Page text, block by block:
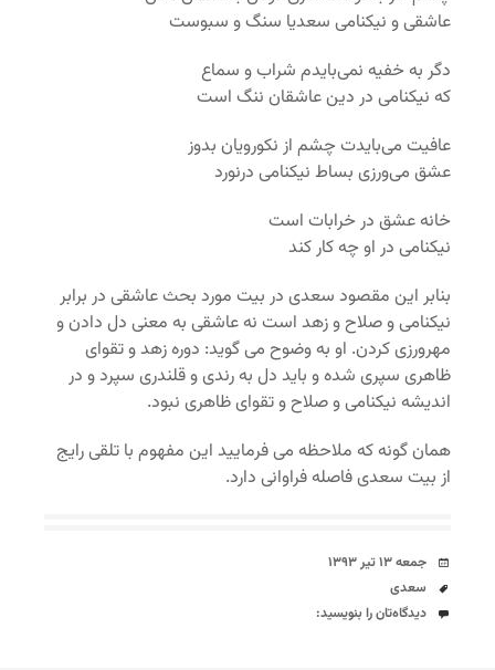
عاشقی و نیکنامی سعدیا سنگ و سبوست
دگر به خفیه نمی‌بایدم شراب و سماع
که نیکنامی در دین عاشقان ننگ است
عافیت می‌بایدت چشم از نکورویان بدوز
عشق می‌ورزی بساط نیکنامی درنورد
خانه عشق در خرابات است
نیکنامی در او چه کار کند
بنابر این مقصود سعدی در بیت مورد بحث عاشقی در برابر
نیکنامی و صلاح و زهد است نه عاشقی به معنی دل دادن و
مهرورزی کردن. او به وضوح می گوید: دوره زهد و تقوای
ظاهری سپری شده و باید دل به رندی و قلندری سپرد و در
اندیشه نیکنامی و صلاح و تقوای ظاهری نبود.
همان گونه که ملاحظه می فرمایید این مفهوم با تلقی رایج
از بیت سعدی فاصله فراوانی دارد.
تاریخ
جمعه ۱۳ تیر ۱۳۹۳
برچسب‌ها
سعدی
دیدگاه‌ها
دیدگاه‌تان را بنویسید: